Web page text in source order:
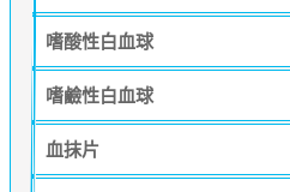
嗜酸性白血球
嗜鹼性白血球
血抹片